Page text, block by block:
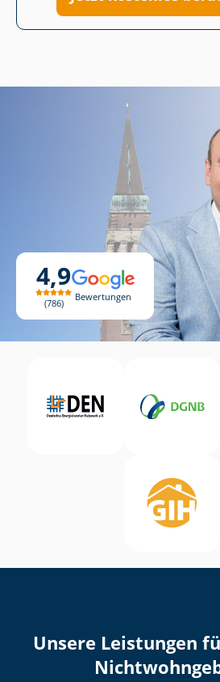
4,9
786
Bewertungen
Unsere Leistungen